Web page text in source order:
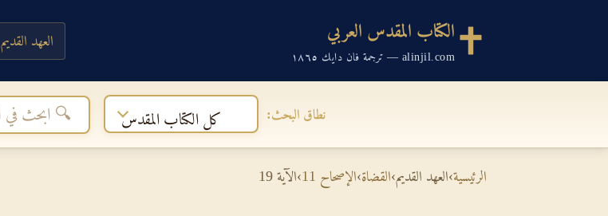
الكتاب المقدس العربي
alinjil.com — ترجمة فان دايك ١٨٦٥
العهد القديم
نطاق البحث: كل الكتاب المقدس
الرئيسية›العهد القديم›القضاة›الإصحاح 11 ›الآية 19